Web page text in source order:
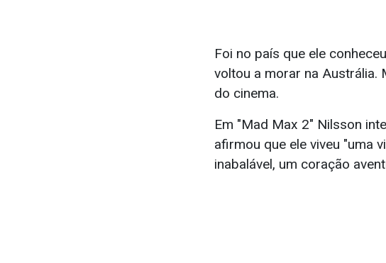
Foi no país que ele
voltou a morar na Austrália.
do cinema.
Em "Mad Max 2" Nilsson
afirmou que ele viveu "uma
inabalável, um coração